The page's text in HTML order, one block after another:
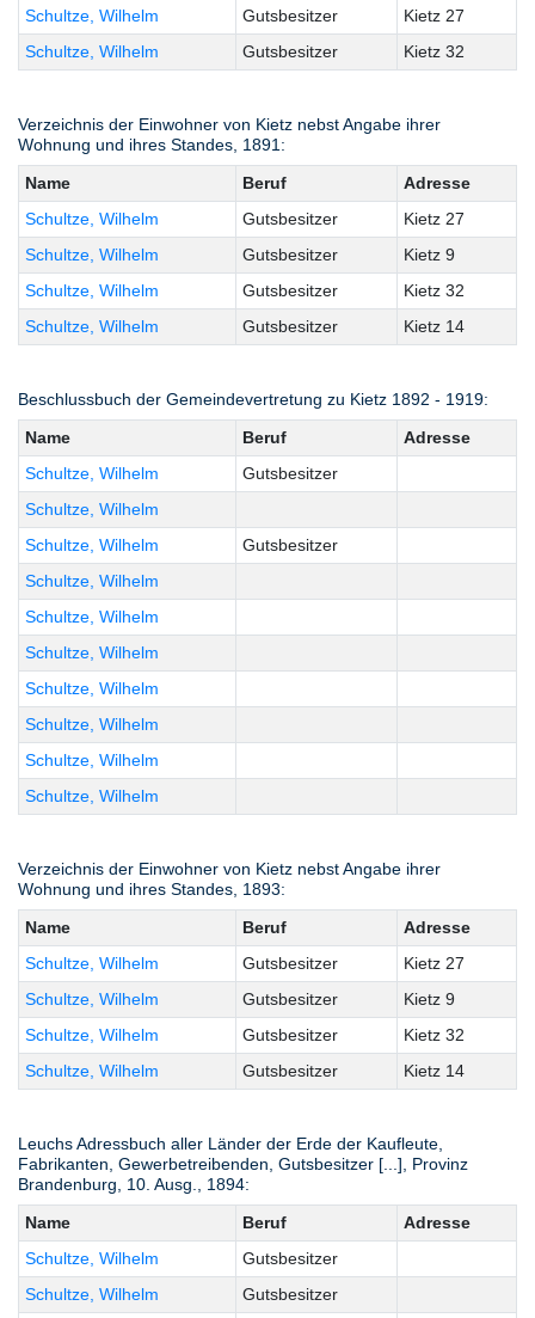
Schultze, Wilhelm Gutsbesitzer
Kietz 27
Schultze, Wilhelm
Gutsbesitzer Kietz 32
Verzeichnis der Einwohner von Kietz nebst Angabe ihrer
Wohnung und ihres Standes, 1891:
Name
Beruf
Adresse
Schultze, Wilhelm
Gutsbesitzer
Kietz 27
Schultze, Wilhelm
Gutsbesitzer
Kietz 9
Schultze, Wilhelm
Gutsbesitzer
Kietz 32
Schultze, Wilhelm
Gutsbesitzer Kietz 14
Beschlussbuch der Gemeindevertretung zu Kietz 1892 - 1919:
Name
Beruf
Adresse
Schultze, Wilhelm
Gutsbesitzer
Schultze, Wilhelm
Schultze, Wilhelm
Gutsbesitzer
Schultze, Wilhelm
Schultze, Wilhelm
Schultze, Wilhelm
Schultze, Wilhelm
Schultze, Wilhelm
Schultze, Wilhelm
Schultze, Wilhelm
Verzeichnis der Einwohner von Kietz nebst Angabe ihrer
Wohnung und ihres Standes, 1893:
Name
Beruf
Adresse
Schultze, Wilhelm
Gutsbesitzer
Kietz 27
Schultze, Wilhelm
Gutsbesitzer
Kietz 9
Schultze, Wilhelm
Gutsbesitzer
Kietz 32
Schultze, Wilhelm
Gutsbesitzer Kietz 14
Leuchs Adressbuch aller Länder der Erde der Kaufleute,
Fabrikanten, Gewerbetreibenden, Gutsbesitzer [...], Provinz
Brandenburg, 10. Ausg., 1894:
Name
Beruf
Adresse
Schultze, Wilhelm
Gutsbesitzer
Schultze, Wilhelm
Gutsbesitzer